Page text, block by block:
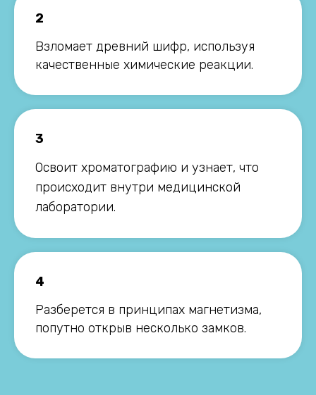
2
Взломает древний шифр, используя
качественные химические реакции.
3
Освоит хроматографию и узнает, что
происходит внутри медицинской
лаборатории.
4
Разберется в принципах магнетизма,
попутно открыв несколько замков.